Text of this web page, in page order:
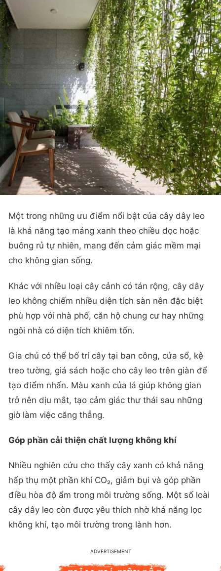
Một trong những ưu điểm nổi bật của cây dây leo
là khả năng tạo mảng xanh theo chiều dọc hoặc
buông rủ tự nhiên, mang đến cảm giác mềm mại
cho không gian sống.
Khác với nhiều loại cây cảnh có tán rộng, cây dây
leo không chiếm nhiều diện tích sàn nên đặc biệt
phù hợp với nhà phố, căn hộ chung cư hay những
ngôi nhà có diện tích khiêm tốn.
Gia chủ có thể bố trí cây tại ban công, cửa sổ, kệ
treo tường, giá sách hoặc cho cây leo trên giàn để
tạo điểm nhấn. Màu xanh của lá giúp không gian
trở nên dịu mắt, tạo cảm giác thư thái sau những
giờ làm việc căng thẳng.
Góp phần cải thiện chất lượng không khí
Nhiều nghiên cứu cho thấy cây xanh có khả năng
hấp thụ một phần khí CO₂, giảm bụi và góp phần
điều hòa độ ẩm trong môi trường sống. Một số loài
cây dây leo còn được yêu thích nhờ khả năng lọc
không khí, tạo môi trường trong lành hơn.